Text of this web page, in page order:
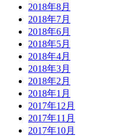
2018年8月
2018年7月
2018年6月
2018年5月
2018年4月
2018年3月
2018年2月
2018年1月
2017年12月
2017年11月
2017年10月